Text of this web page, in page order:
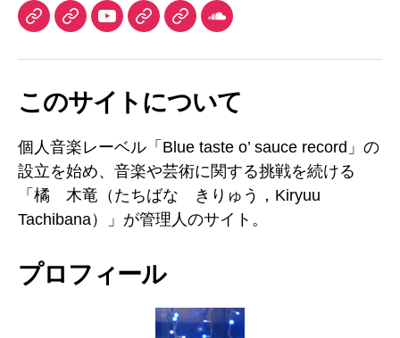
追
記）
TuneCore
iTunesYouTube
ン
ル
DLsiteAudiostockSoundCloud
このサイトについて
個人音楽レーベル「Blue taste o’ sauce record」の
設立を始め、音楽や芸術に関する挑戦を続ける
「橘 木竜（たちばな きりゅう，Kiryuu
Tachibana）」が管理人のサイト。
プロフィール